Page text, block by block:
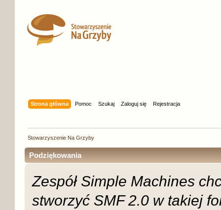
Strona główna Pomoc Szukaj Zaloguj się Rejestracja
Stowarzyszenie Na Grzyby
Podziękowania
Zespół Simple Machines
stworzyć SMF 2.0 w takiej